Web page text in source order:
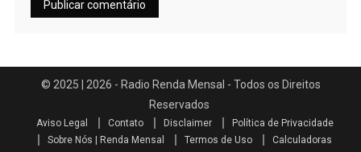
Aviso Legal Contato Disclaimer
Política de Privacidade
Sobre Nós | Renda Mensal
Termos de Uso Calculadoras